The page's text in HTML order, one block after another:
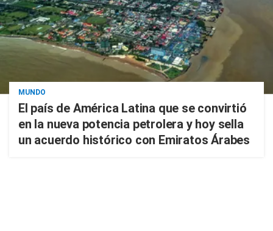
MUNDO
El país de América Latina que se convirtió
en la nueva potencia petrolera y hoy sella
un acuerdo histórico con Emiratos Árabes